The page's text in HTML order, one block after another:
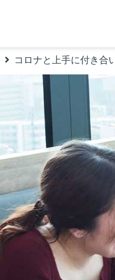
コロナと上手に付き合